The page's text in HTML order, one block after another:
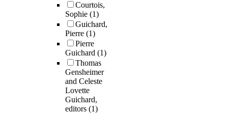
Courtois,
Sophie (1)
Guichard,
Pierre (1)
Pierre
Guichard (1)
Thomas
Gensheimer
and Celeste
Lovette
Guichard,
editors (1)